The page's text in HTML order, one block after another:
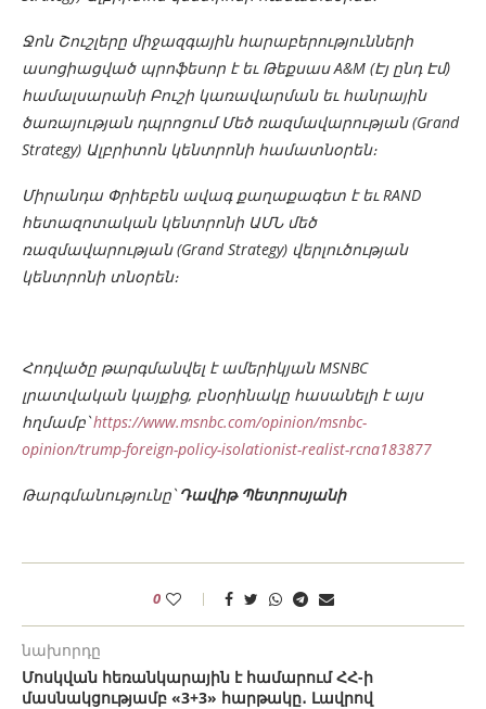
Ջոն Շուշլերը միջազգային հարաբերությունների
ասոցիացված պրոֆեսոր է եւ Թեքսաս A&M (Էյ ընդ Էմ)
համալսարանի Բուշի կառավարման եւ հանրային
ծառայության դպրոցում Մեծ ռազմավարության (Grand
Strategy) Ալբրիտոն կենտրոնի համատնօրեն։
Միրանդա Փրիեբեն ավագ քաղաքագետ է եւ RAND
հետազոտական կենտրոնի ԱՄՆ մեծ
ռազմավարության (Grand Strategy) վերլուծության
կենտրոնի տնօրեն։
Հոդվածը թարգմանվել է ամերիկյան MSNBC
լրատվական կայքից, բնօրինակը հասանելի է այս
հղմամբ՝https://www.msnbc.com/opinion/msnbc-
opinion/trump-foreign-policy-isolationist-realist-rcna183877
Թարգմանությունը՝Դավիթ Պետրոսյանի
0
նախորդը
Մոսկվան հեռանկարային է համարում ՀՀ-ի
մասնակցությամբ «3+3» հարթակը․ Լավրով